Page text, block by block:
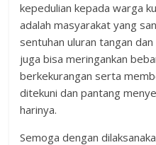
kepedulian kepada warga
adalah masyarakat yang
sentuhan uluran tangan
juga bisa meringankan
berkekurangan serta
ditekuni dan pantang
harinya.
Semoga dengan